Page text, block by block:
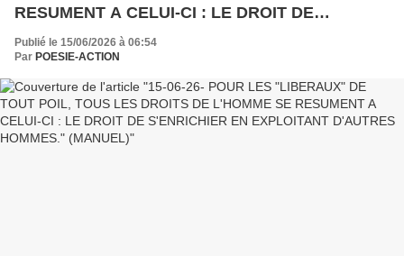
RESUMENT A CELUI-CI : LE DROIT DE
S'ENRICHIER EN EXPLOITANT D'AUTRES
HOMMES." (MANUEL)
Publié le 15/06/2026 à 06:54
Par POESIE-ACTION